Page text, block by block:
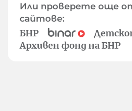
Или проверете още
сайтове:
БНР
Архивен фонд на БНР